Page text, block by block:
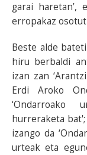
garai haretan’,
erropakaz
Beste alde
hiru berbaldi
izan zan
Erdi Aroko
‘Ondarroako
hurreraketa
izango da
urteak eta